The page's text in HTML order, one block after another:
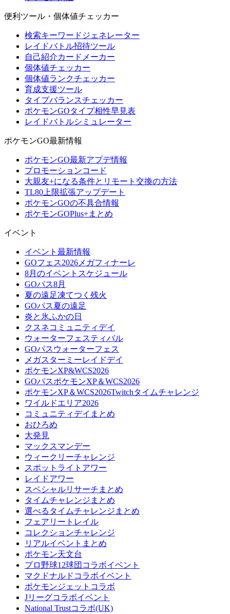
便利ツール・個体値チェッカー
検索キーワードジェネレーター
レイドバトル招待ツール
自己紹介カードメーカー
個体値チェッカー
個体値ランクチェッカー
育成支援ツール
タイプバランスチェッカー
ポケモンGOタイプ相性早見表
レイドバトルシミュレーター
ポケモンGO最新情報
ポケモンGO最新アプデ情報
プロモーションコード
大親友+になる条件とリモート交換の方法
TL80上限拡張アップデート
ポケモンGOの不具合情報
ポケモンGOPlus+まとめ
イベント
イベント最新情報
GOフェス2026メガフィナーレ
8月のイベントスケジュール
GOパス8月
夏の遠足凍てつく残火
GOパス夏の遠足
炎と氷ふかの日
クスネコミュニティデイ
ウォーターフェスティバル
GOパスウォーターフェス
メガスターミーレイドデイ
ポケモンXP&WCS2026
GOパスポケモンXP＆WCS2026
ポケモンXP＆WCS2026Twitchタイムチャレンジ
ワイルドエリア2026
コミュニティデイまとめ
おひろめ
大発見
マックスマンデー
ウィークリーチャレンジ
スポットライトアワー
レイドアワー
スペシャルリサーチまとめ
タイムチャレンジまとめ
選べるタイムチャレンジまとめ
フェアリートレイル
コレクションチャレンジ
リアルイベントまとめ
ポケモン天文台
プロ野球12球団コラボイベント
マクドナルドコラボイベント
ポケモンジェットコラボ
Jリーグコラボイベント
National Trustコラボ(UK)